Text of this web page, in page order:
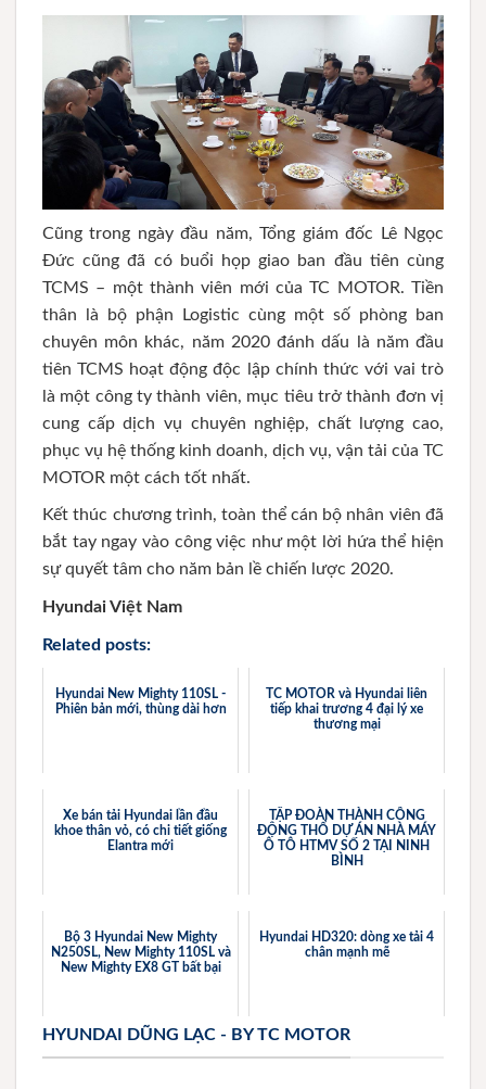
Cũng trong ngày đầu năm, Tổng giám đốc Lê Ngọc
Đức cũng đã có buổi họp giao ban đầu tiên cùng
TCMS – một thành viên mới của TC MOTOR. Tiền
thân là bộ phận Logistic cùng một số phòng ban
chuyên môn khác, năm 2020 đánh dấu là năm đầu
tiên TCMS hoạt động độc lập chính thức với vai trò
là một công ty thành viên, mục tiêu trở thành đơn vị
cung cấp dịch vụ chuyên nghiệp, chất lượng cao,
phục vụ hệ thống kinh doanh, dịch vụ, vận tải của TC
MOTOR một cách tốt nhất.
Kết thúc chương trình, toàn thể cán bộ nhân viên đã
bắt tay ngay vào công việc như một lời hứa thể hiện
sự quyết tâm cho năm bản lề chiến lược 2020.
Hyundai Việt Nam
Related posts:
Hyundai New Mighty 110SL -
Phiên bản mới, thùng dài hơn
TC MOTOR và Hyundai liên
tiếp khai trương 4 đại lý xe
thương mại
Xe bán tải Hyundai lần đầu
khoe thân vỏ, có chi tiết giống
Elantra mới
TẬP ĐOÀN THÀNH CÔNG
ĐỘNG THỔ DỰ ÁN NHÀ MÁY
Ô TÔ HTMV SỐ 2 TẠI NINH
BÌNH
Bộ 3 Hyundai New Mighty
N250SL, New Mighty 110SL và
New Mighty EX8 GT bất bại
Hyundai HD320: dòng xe tải 4
chân mạnh mẽ
HYUNDAI DŨNG LẠC - BY TC MOTOR